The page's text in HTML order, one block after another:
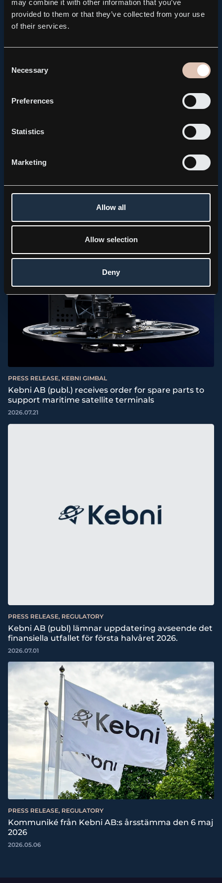
may combine it with other information that you’ve
provided to them or that they’ve collected from your use
of their services.
Selection
Necessary
Preferences
Statistics
Marketing
Allow all
Allow selection
Deny
Kebni AB brings forward the publication of its Q2
Interim Report to August 14
PRESS RELEASE, KEBNI GIMBAL
Kebni AB (publ.) receives order for spare parts to
support maritime satellite terminals
2026.07.21
PRESS RELEASE, REGULATORY
Kebni AB (publ) lämnar uppdatering avseende det
finansiella utfallet för första halvåret 2026.
2026.07.01
PRESS RELEASE, REGULATORY
Kommuniké från Kebni AB:s årsstämma den 6 maj
2026
2026.05.06